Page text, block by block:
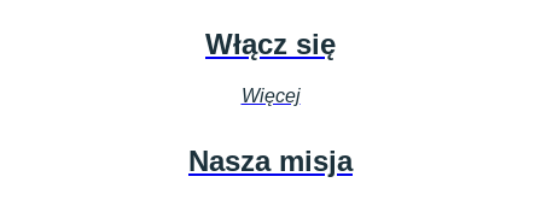
Włącz się
Więcej
Nasza misja